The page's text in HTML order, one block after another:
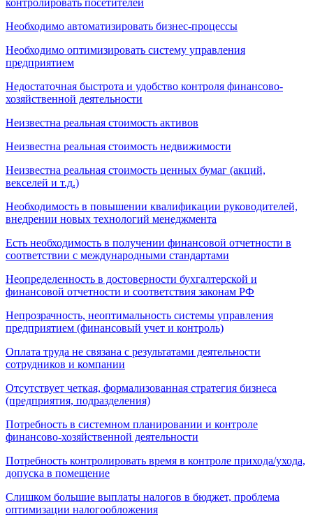
контролировать посетителей
Необходимо автоматизировать бизнес-процессы
Необходимо оптимизировать систему управления
предприятием
Недостаточная быстрота и удобство контроля финансово-
хозяйственной деятельности
Неизвестна реальная стоимость активов
Неизвестна реальная стоимость недвижимости
Неизвестна реальная стоимость ценных бумаг (акций,
векселей и т.д.)
Необходимость в повышении квалификации руководителей,
внедрении новых технологий менеджмента
Есть необходимость в получении финансовой отчетности в
соответствии с международными стандартами
Неопределенность в достоверности бухгалтерской и
финансовой отчетности и соответствия законам РФ
Непрозрачность, неоптимальность системы управления
предприятием (финансовый учет и контроль)
Оплата труда не связана с результатами деятельности
сотрудников и компании
Отсутствует четкая, формализованная стратегия бизнеса
(предприятия, подразделения)
Потребность в системном планировании и контроле
финансово-хозяйственной деятельности
Потребность контролировать время в контроле прихода/ухода,
допуска в помещение
Слишком большие выплаты налогов в бюджет, проблема
оптимизации налогообложения